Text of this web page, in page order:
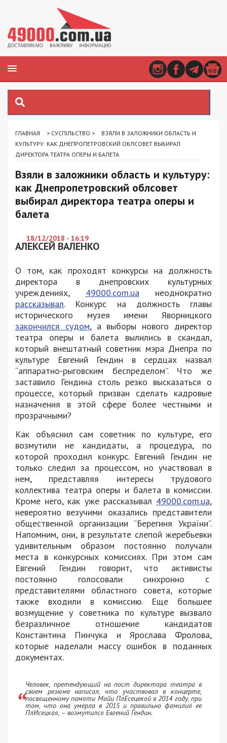
ГЛАВНАЯ > СУСПІЛЬСТВО >
ВЗЯЛИ В ЗАЛОЖНИКИ ОБЛАСТЬ И
КУЛЬТУРУ: КАК ДНЕПРОПЕТРОВСКИЙ ОБЛСОВЕТ ВЫБИРАЛ
ДИРЕКТОРА ТЕАТРА ОПЕРЫ И БАЛЕТА
Взяли в заложники область и культуру:
как Днепропетровский облсовет
выбирал директора театра оперы и
балета
18/12/2018 - 16:19
АЛЕКСЕЙ ВАЛЕНКО
О том, как проходят конкурсы на должность
директора в днепровских культурных
учреждениях, 49000.com.uaнеоднократно
рассказывал. Конкурс на должность главы
исторического музея имени Яворницкого
закончился судом, а выборы нового директор
театра оперы и балета вылились в скандал,
который внештатный советник мэра Днепра по
культуре Евгений Гендин в сердцах назвал
“аппаратно-рыговским беспределом”. Что же
заставило Гендина столь резко высказаться о
процессе, который призван сделать кадровые
назначения в этой сфере более честными и
прозрачными?
Как объяснил сам советник по культуре, его
возмутили не кандидаты, а процедура, по
которой проходил конкурс. Евгений Гендин не
только следил за процессом, но участвовал в
нем, представляя интересы трудового
коллектива театра оперы и балета в комиссии.
Кроме него, как уже рассказывал 49000.com.ua,
невероятно везучими оказались представители
общественной организации “Берегиня України”.
Напомним, они, в результате слепой жеребьевки
удивительным образом постоянно получали
места в конкурсных комиссиях. При этом сам
Евгений Гендин говорит, что активисты
постоянно голосовали синхронно с
представителями областного совета, которые
также входили в комиссию. Еще большее
возмущение у советника по культуре вызвало
безразличное отношение кандидатов
Константина Пинчука и Ярослава Фролова,
которые наделали массу ошибок в поданных
документах.
Человек, претендующий на пост директора театра в
своем резюме написал, что участвовал в концерте,
посвященному памяти Майи ПлЕсецекой в 2014 году, при
том, что она умерла в 2015 и правильно фамилия ее
ПлИсецкая, – возмутился Евгений Гендин.